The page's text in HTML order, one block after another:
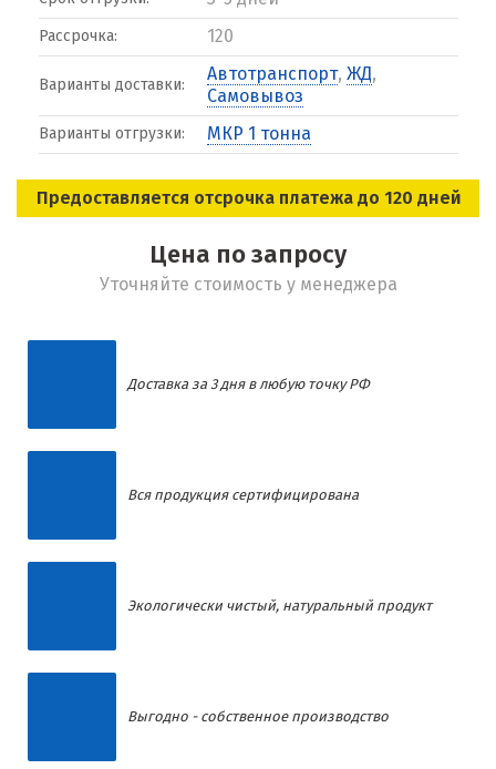
Рассрочка: 120
Варианты доставки:
Автотранспорт, ЖД,
Самовывоз
Варианты отгрузки: МКР 1 тонна
Предоставляется отсрочка платежа до 120 дней
Цена по запросу
Уточняйте стоимость у менеджера
Доставка за 3 дня в любую точку РФ
Вся продукция сертифицирована
Экологически чистый, натуральный продукт
Выгодно - собственное производство